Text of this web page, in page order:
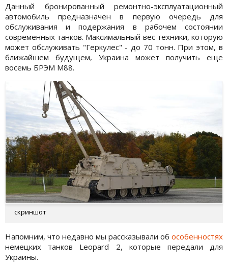
Данный бронированный ремонтно-эксплуатационный
автомобиль предназначен в первую очередь для
обслуживания и подержания в рабочем состоянии
современных танков. Максимальный вес техники, которую
может обслуживать "Геркулес" - до 70 тонн. При этом, в
ближайшем будущем, Украина может получить еще
восемь БРЭМ M88.
скриншот
Напомним, что недавно мы рассказывали об особенностях
немецких танков Leopard 2, которые передали для
Украины.